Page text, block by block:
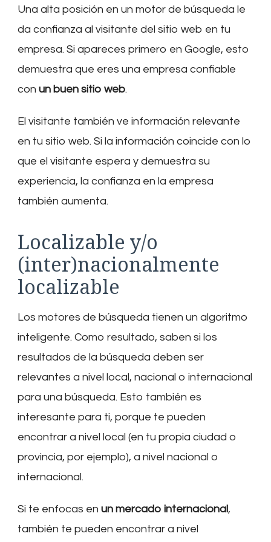
Una alta posición en un motor de búsqueda le
da confianza al visitante del sitio web en tu
empresa. Si apareces primero en Google, esto
demuestra que eres una empresa confiable
con un buen sitio web.
El visitante también ve información relevante
en tu sitio web. Si la información coincide con lo
que el visitante espera y demuestra su
experiencia, la confianza en la empresa
también aumenta.
Localizable y/o
(inter)nacionalmente
localizable
Los motores de búsqueda tienen un algoritmo
inteligente. Como resultado, saben si los
resultados de la búsqueda deben ser
relevantes a nivel local, nacional o internacional
para una búsqueda. Esto también es
interesante para ti, porque te pueden
encontrar a nivel local (en tu propia ciudad o
provincia, por ejemplo), a nivel nacional o
internacional.
Si te enfocas en un mercado internacional,
también te pueden encontrar a nivel